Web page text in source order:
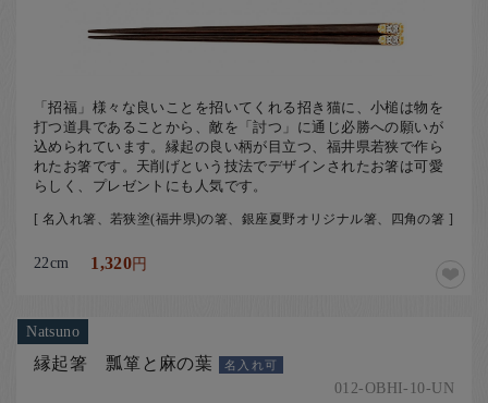
「招福」様々な良いことを招いてくれる招き猫に、小槌は物を
打つ道具であることから、敵を「討つ」に通じ必勝への願いが
込められています。縁起の良い柄が目立つ、福井県若狭で作ら
れたお箸です。天削げという技法でデザインされたお箸は可愛
らしく、プレゼントにも人気です。
[ 名入れ箸、若狭塗(福井県)の箸、銀座夏野オリジナル箸、四角の箸 ]
22cm 1,320円
Natsuno
縁起箸 瓢箪と麻の葉 名入れ可
012-OBHI-10-UN